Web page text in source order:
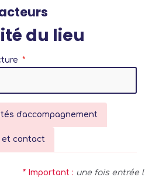
du lieu
d'accompagnement
et contact
* Important : une fois entrée